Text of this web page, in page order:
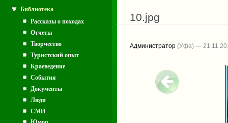
Библиотека
Рассказы о походах
Отчеты
Творчество
Туристский опыт
Краеведение
События
Документы
Люди
СМИ
Вы здесь
10.jpg
Администратор (Уфа) —